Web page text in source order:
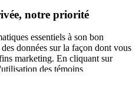
notre priorité
essentiels à son bon
données sur la façon dont vous
marketing. En cliquant sur
des témoins